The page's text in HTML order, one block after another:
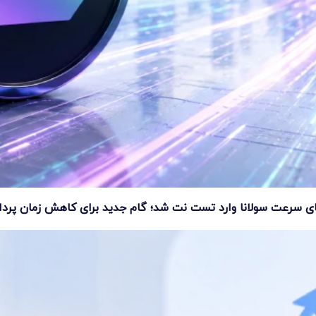
سرعت سولانا وارد تست نت شد؛ گام جدید برای کاهش زمان